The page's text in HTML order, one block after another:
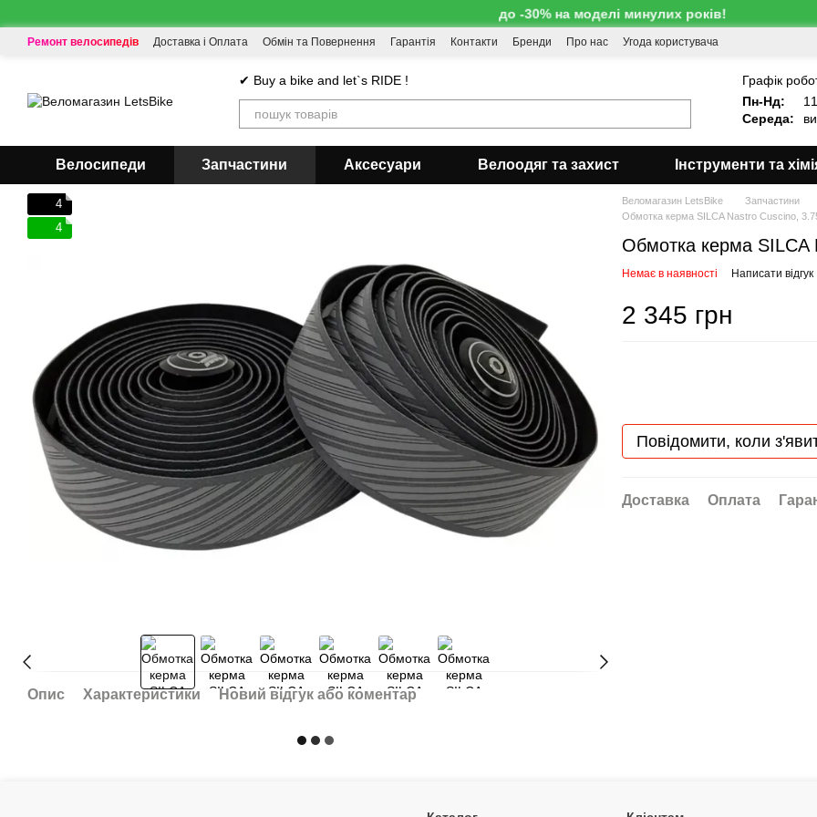
до -30% на моделі минулих років!
Ремонт велосипедів Доставка і Оплата Обмін та Повернення Гарантія Контакти Бренди Про нас Угода користувача
✔ Buy a bike and let`s RIDE !
Графік
Пн-Нд:
Середа:
Велосипеди Запчастини Аксесуари Велоодяг та захист Інструменти та
4
4
Опис Характеристики Новий відгук або коментар
Веломагазин LetsBike Запчастини
Обмотка керма SILCA Nastro Cuscino,
Обмотка керма SILCA
Немає в наявності Написати відгук
2 345 грн
Повідомити, коли
Доставка Оплата